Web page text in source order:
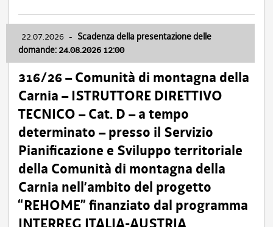
22.07.2026 - Scadenza della presentazione delle
domande: 24.08.2026 12:00
316/26 – Comunità di montagna della
Carnia – ISTRUTTORE DIRETTIVO
TECNICO – Cat. D – a tempo
determinato – presso il Servizio
Pianificazione e Sviluppo territoriale
della Comunità di montagna della
Carnia nell’ambito del progetto
“REHOME” finanziato dal programma